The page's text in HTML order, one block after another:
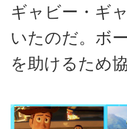
ギャビー・ギ
いたのだ。ボ
を助けるため